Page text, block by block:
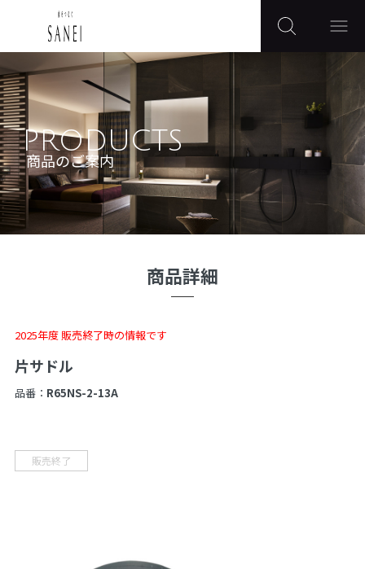
PRODUCTS
商品のご案内
商品詳細
2025年度 販売終了時の情報です
片サドル
品番： R65NS-2-13A
販売終了